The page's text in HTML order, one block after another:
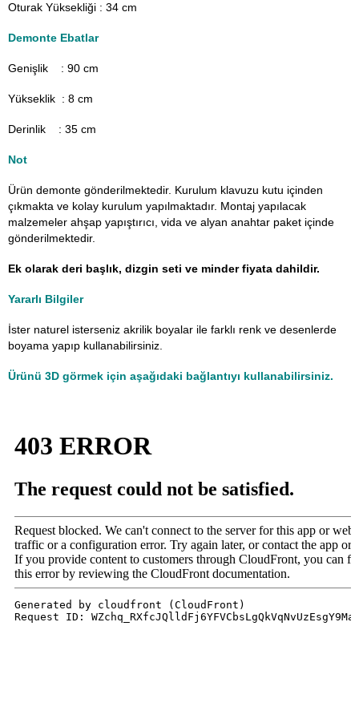
Oturak Yüksekliği : 34 cm
Demonte Ebatlar
Genişlik : 90 cm
Yükseklik : 8 cm
Derinlik : 35 cm
Not
Ürün demonte gönderilmektedir. Kurulum klavuzu kutu içinden
çıkmakta ve kolay kurulum yapılmaktadır. Montaj yapılacak
malzemeler ahşap yapıştırıcı, vida ve alyan anahtar paket içinde
gönderilmektedir.
Ek olarak deri başlık, dizgin seti ve minder fiyata dahildir.
Yararlı Bilgiler
İster naturel isterseniz akrilik boyalar ile farklı renk ve desenlerde
boyama yapıp kullanabilirsiniz.
Ürünü 3D görmek için aşağıdaki bağlantıyı kullanabilirsiniz.